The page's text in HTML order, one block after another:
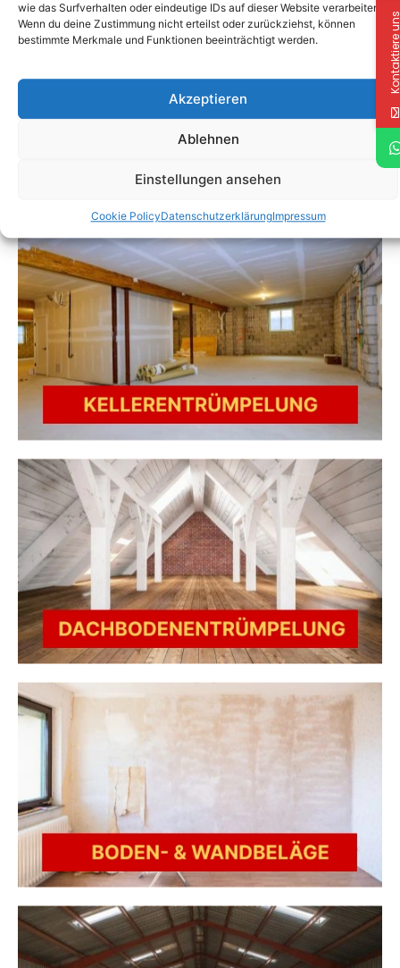
wie das Surfverhalten oder eindeutige IDs auf dieser Website verarbeiten.
Wenn du deine Zustimmung nicht erteilst oder zurückziehst, können
bestimmte Merkmale und Funktionen beeinträchtigt werden.
Akzeptieren
Ablehnen
Einstellungen ansehen
Cookie PolicyDatenschutzerklärungImpressum